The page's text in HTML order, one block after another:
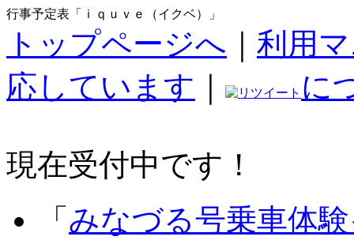
行事予定表「ｉｑｕｖｅ（イクベ）」
トップページへ
利用
応しています
に
現在受付中です！
「 みなづる号乗車体